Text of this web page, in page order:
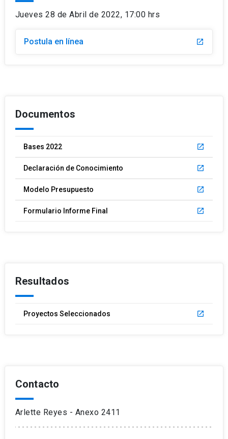
Jueves 28 de Abril de 2022, 17:00 hrs
Postula en línea launch
Documentos
Bases 2022 launch
Declaración de Conocimiento launch
Modelo Presupuesto launch
Formulario Informe Final launch
Resultados
Proyectos Seleccionados launch
Contacto
Arlette Reyes - Anexo 2411